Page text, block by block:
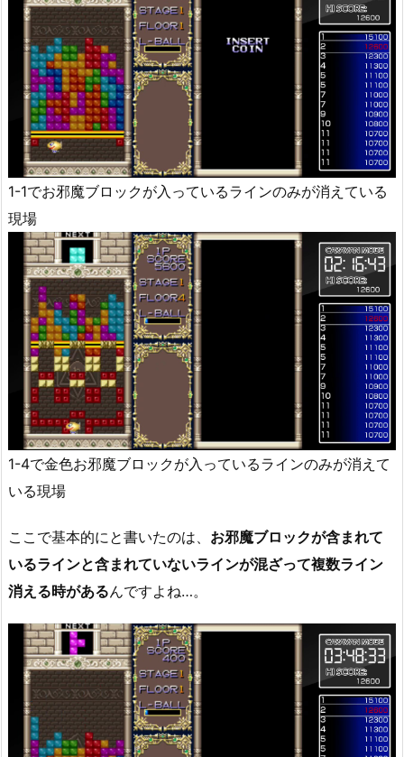
1-1でお邪魔ブロックが入っているラインのみが消えている
現場
1-4で金色お邪魔ブロックが入っているラインのみが消えて
いる現場
ここで基本的にと書いたのは、 お邪魔ブロックが含まれて
いるラインと含まれていないラインが混ざって複数ライン
消える時があるんですよね…。